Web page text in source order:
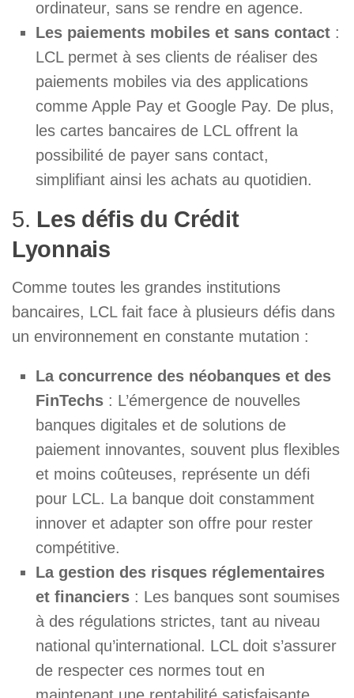
ordinateur, sans se rendre en agence.
Les paiements mobiles et sans contact :
LCL permet à ses clients de réaliser des
paiements mobiles via des applications
comme Apple Pay et Google Pay. De plus,
les cartes bancaires de LCL offrent la
possibilité de payer sans contact,
simplifiant ainsi les achats au quotidien.
5. Les défis du Crédit
Lyonnais
Comme toutes les grandes institutions
bancaires, LCL fait face à plusieurs défis dans
un environnement en constante mutation :
La concurrence des néobanques et des
FinTechs : L’émergence de nouvelles
banques digitales et de solutions de
paiement innovantes, souvent plus flexibles
et moins coûteuses, représente un défi
pour LCL. La banque doit constamment
innover et adapter son offre pour rester
compétitive.
La gestion des risques réglementaires
et financiers : Les banques sont soumises
à des régulations strictes, tant au niveau
national qu’international. LCL doit s’assurer
de respecter ces normes tout en